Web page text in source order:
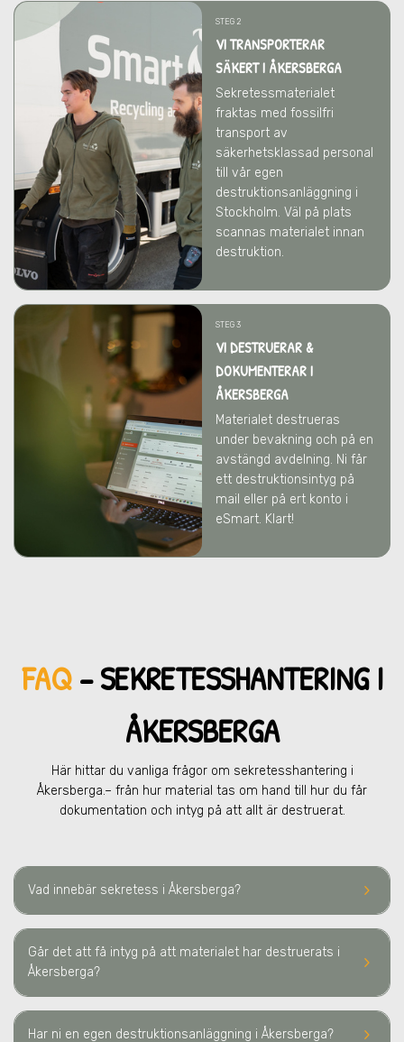
STEG 2
VI TRANSPORTERAR
SÄKERT I ÅKERSBERGA
Sekretessmaterialet
fraktas med fossilfri
transport av
säkerhetsklassad personal
till vår egen
destruktionsanläggning i
Stockholm. Väl på plats
scannas materialet innan
destruktion.
STEG 3
VI DESTRUERAR &
DOKUMENTERAR I
ÅKERSBERGA
Materialet destrueras
under bevakning och på en
avstängd avdelning. Ni får
ett destruktionsintyg på
mail eller på ert konto i
eSmart. Klart!
FAQ– SEKRETESSHANTERING I
ÅKERSBERGA
Här hittar du vanliga frågor om sekretesshantering i
Åkersberga.– från hur material tas om hand till hur du får
dokumentation och intyg på att allt är destruerat.
keyboard_arrow_right
Vad innebär sekretess i Åkersberga?
keyboard_arrow_right
Går det att få intyg på att materialet har destruerats i
Åkersberga?
keyboard_arrow_right
Har ni en egen destruktionsanläggning i Åkersberga?